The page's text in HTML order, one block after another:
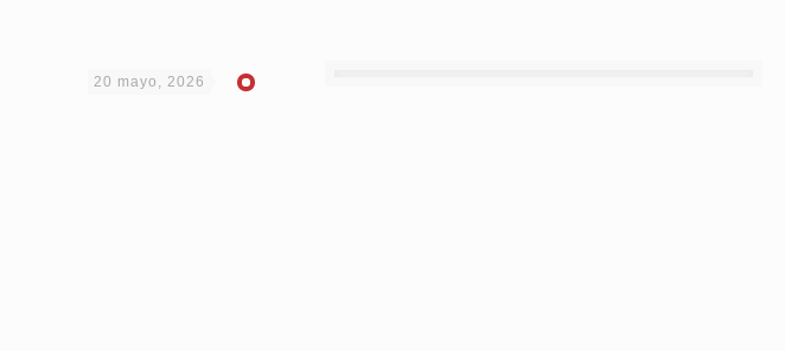
20 mayo, 2026